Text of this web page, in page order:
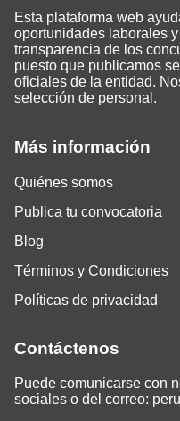
Más información
Quiénes somos
Publica tu convocatoria
Blog
Términos y Condiciones
Políticas de privacidad
Contáctenos
Puede comunicarse con
sociales o del correo:
Esta plataforma web
oportunidades laborales
transparencia de los
puesto que publicamos
oficiales de la entidad.
selección de personal.